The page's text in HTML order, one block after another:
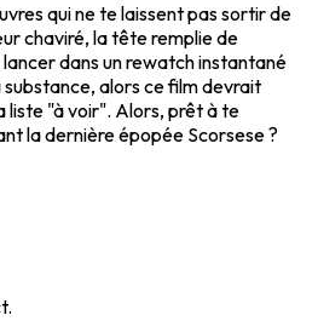
qui ne te laissent pas sortir de
chaviré, la tête remplie de
dans un rewatch instantané
alors ce film devrait
"à voir". Alors, prêt à te
la dernière épopée Scorsese ?